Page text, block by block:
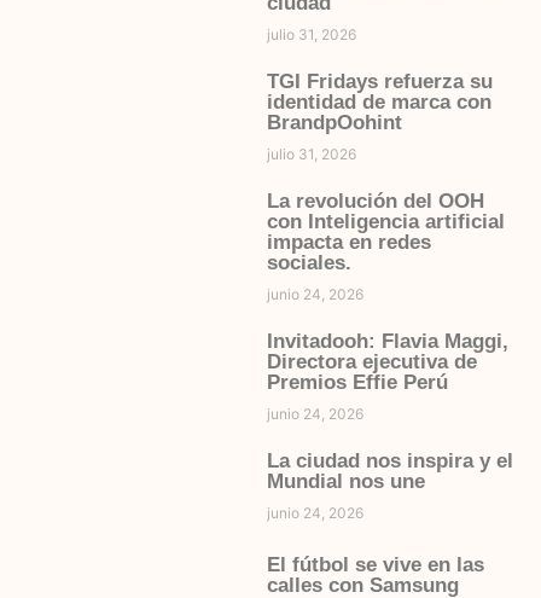
julio 31, 2026
TGI Fridays refuerza su
identidad de marca con
BrandpOohint
julio 31, 2026
La revolución del OOH
con Inteligencia artificial
impacta en redes
sociales.
junio 24, 2026
Invitadooh: Flavia Maggi,
Directora ejecutiva de
Premios Effie Perú
junio 24, 2026
La ciudad nos inspira y el
Mundial nos une
junio 24, 2026
El fútbol se vive en las
calles con Samsung